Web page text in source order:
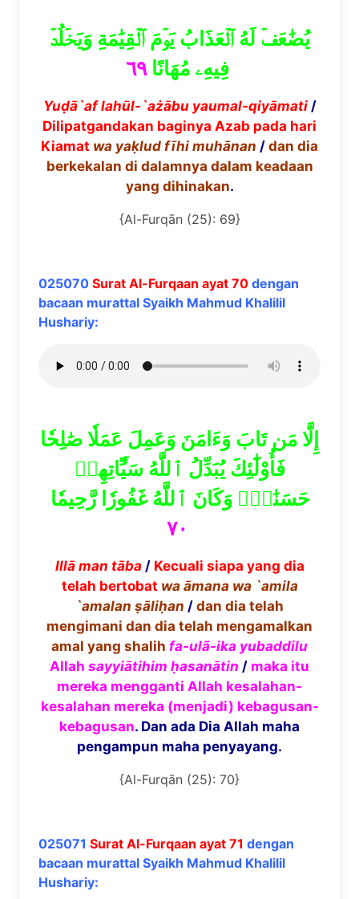
يُضَٰعَفۡ لَهُ ٱلۡعَذَابُ يَوۡمَ ٱلۡقِيَٰمَةِ وَيَخۡلُدۡ
فِيهِۦ مُهَانًا٦٩
Yuḍā`af lahūl-`ażābuyaumal-qiyāmati/
Dilipatgandakan baginya Azab pada hari
Kiamat wa yaḳlud fīhi muhānan / dan dia
berkekalan di dalamnya dalam keadaan
yang dihinakan.
{Al-Furqān (25): 69}
025070 Surat Al-Furqaan ayat 70 dengan
bacaan murattal Syaikh Mahmud Khalilil
Hushariy:
إِلَّا مَن تَابَ وَءَامَنَ وَعَمِلَ عَمَلٗا صَٰلِحٗا
فَأُوْلَٰٓئِكَ يُبَدِّلُ ٱللَّهُ سَيِّ‍َٔاتِهِمۡ
حَسَنَٰتٖۗ وَكَانَ ٱللَّهُ غَفُورٗا رَّحِيمٗا
٧٠
Illāman tāba/ Kecuali siapa yang dia
telah bertobat wa āmana wa `amila
`amalan ṣāliḥan / dan dia telah
mengimani dan dia telah mengamalkan
amal yang shalih fa-ulã-ika yubaddilu
Allah sayyiātihim ḥasanātin / maka itu
mereka mengganti Allah kesalahan-
kesalahan mereka (menjadi) kebagusan-
kebagusan. Dan ada Dia Allah maha
pengampun maha penyayang.
{Al-Furqān (25): 70}
025071 Surat Al-Furqaan ayat 71 dengan
bacaan murattal Syaikh Mahmud Khalilil
Hushariy: